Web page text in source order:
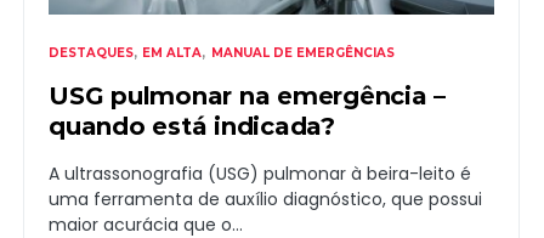
DESTAQUES EM ALTA MANUAL DE EMERGÊNCIAS
USG pulmonar na emergência –
quando está indicada?
A ultrassonografia (USG) pulmonar à beira-leito é
uma ferramenta de auxílio diagnóstico, que possui
maior acurácia que o…